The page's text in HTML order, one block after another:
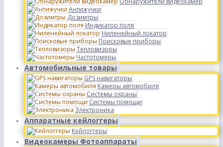
Антижучки
Дозимтры
Индикатор поля
Ниленейный локатор
Поисковые приборы
Тепловизоры
Частотомеры
Автомобильные товары
GPS навигаторы
Камеры автомобиля
Системы охраны
Системы помощи
Электроника
Аппаратные кейлоггеры
Кейлоггеры
Видеокамеры Фотоаппараты